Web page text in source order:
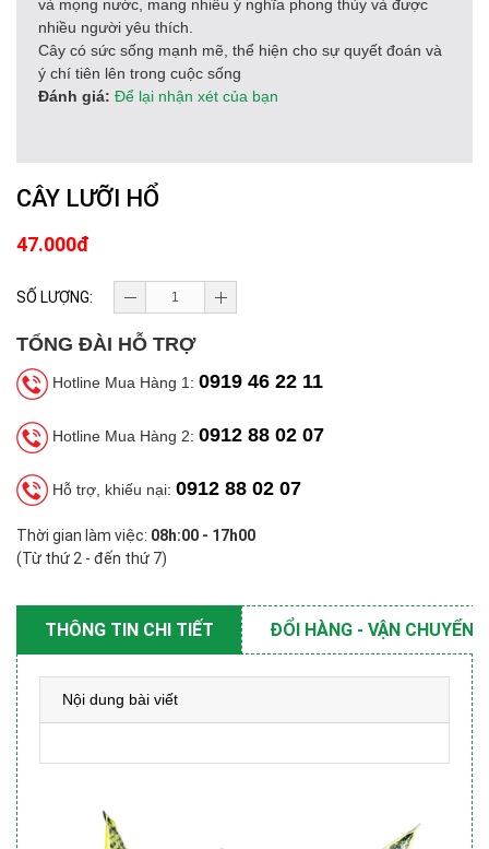
và mọng nước, mang nhiều ý nghĩa phong thủy và được
nhiều người yêu thích.
Cây có sức sống mạnh mẽ, thể hiện cho sự quyết đoán và
ý chí tiên lên trong cuộc sống
Đánh giá: Để lại nhận xét của bạn
CÂY LƯỠI HỔ
47.000đ
SỐ LƯỢNG:
TỔNG ĐÀI HỖ TRỢ
Hotline Mua Hàng 1: 0919 46 22 11
Hotline Mua Hàng 2: 0912 88 02 07
Hỗ trợ, khiếu nại: 0912 88 02 07
Thời gian làm việc: 08h:00 - 17h00
(Từ thứ 2 - đến thứ 7)
THÔNG TIN CHI TIẾT ĐỔI HÀNG - VẬN CHUYỂN
Nội dung bài viết